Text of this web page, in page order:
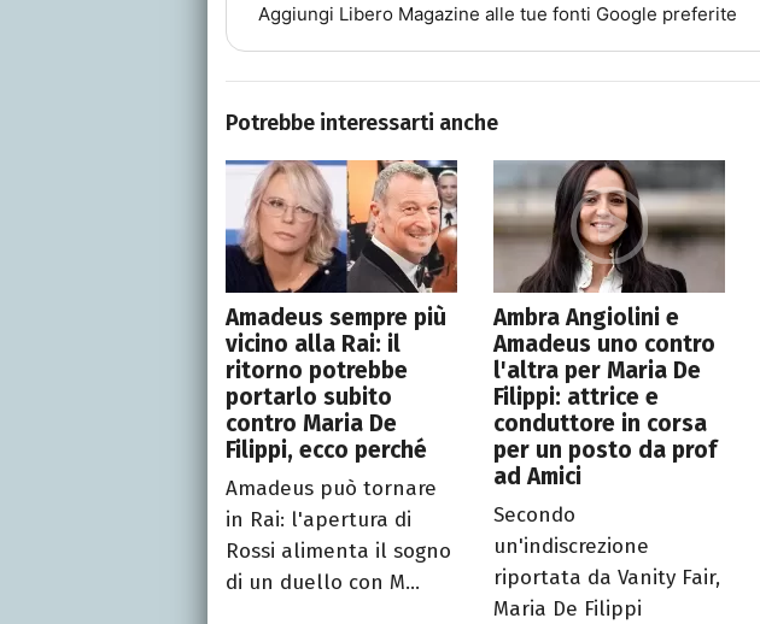
Aggiungi Libero Magazine alle tue fonti Google preferite
Potrebbe interessarti anche
Amadeus sempre più
vicino alla Rai: il
ritorno potrebbe
portarlo subito
contro Maria De
Filippi, ecco perché
Amadeus può tornare
in Rai: l'apertura di
Rossi alimenta il sogno
di un duello con M...
Ambra Angiolini e
Amadeus uno contro
l'altra per Maria De
Filippi: attrice e
conduttore in corsa
per un posto da prof
ad Amici
Secondo
un'indiscrezione
riportata da Vanity Fair,
Maria De Filippi